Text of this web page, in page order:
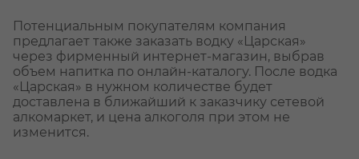
Потенциальным покупателям компания
предлагает также заказать водку «Царская»
через фирменный интернет-магазин, выбрав
объем напитка по онлайн-каталогу. После водка
«Царская» в нужном количестве будет
доставлена в ближайший к заказчику сетевой
алкомаркет, и цена алкоголя при этом не
изменится.